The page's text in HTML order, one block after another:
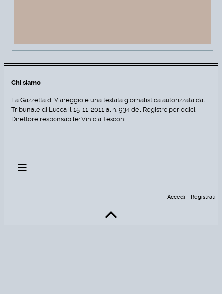
Chi siamo
La Gazzetta di Viareggio è una testata giornalistica autorizzata dal
Tribunale di Lucca il 15-11-2011 al n. 934 del Registro periodici.
Direttore responsabile: Vinicia Tesconi.
Accedi Registrati